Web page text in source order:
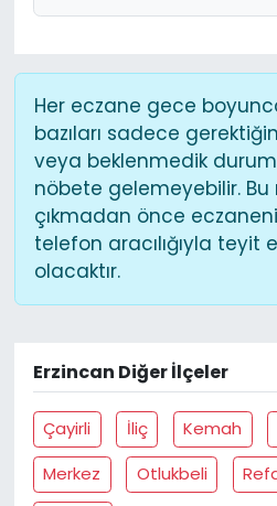
Her eczane gece
bazıları sadece
veya beklenmedik
nöbete gelemeyebilir. Bu
çıkmadan önce
telefon aracılığıyla teyit
olacaktır.
Erzincan Diğer İlçeler
Çayirli İliç Kemah
Merkez
Otlukbeli